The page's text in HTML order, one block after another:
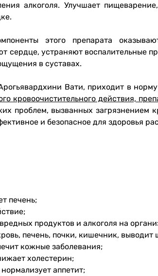
алкоголя. Улучшает
этого препарата
сердце, устраняют воспалительные
в суставах.
Вати, приходит в
кровоочистительного действия,
проблем, вызванных загрязнением
и безопасное для здоровья
печень;
продуктов и алкоголя на
печень, почки, кишечник,
кожные заболевания;
холестерин;
аппетит;